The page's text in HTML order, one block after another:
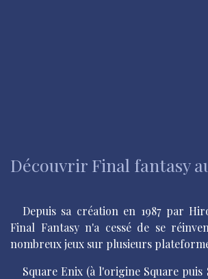
Découvrir Final fantasy
​Depuis sa création en 1987 par
Final Fantasy n'a cessé de se
nombreux jeux sur plusieurs
​Square Enix (à l'origine Square puis